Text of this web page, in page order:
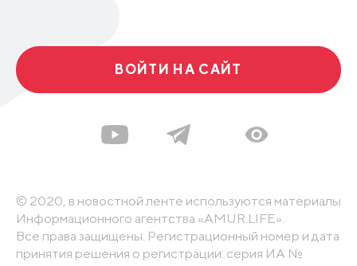
ВОЙТИ НА САЙТ
© 2020, в новостной ленте используются материалы
Информационного агентства «AMUR.LIFE».
Все права защищены. Регистрационный номер и дата
принятия решения о регистрации: серия ИА №